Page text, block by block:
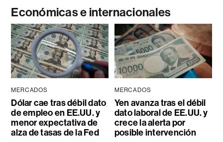
Económicas e internacionales
MERCADOS
Dólar cae tras débil dato
de empleo en EE.UU. y
menor expectativa de
alza de tasas de la Fed
MERCADOS
Yen avanza tras el débil
dato laboral de EE.UU. y
crece la alerta por
posible intervención